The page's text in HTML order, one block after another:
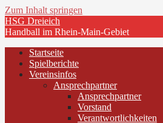
Zum Inhalt springen
HSG Dreieich
Handball im Rhein-Main-Gebiet
Startseite
Spielberichte
Vereinsinfos
Ansprechpartner
Ansprechpartner
Vorstand
Verantwortlichkeiten